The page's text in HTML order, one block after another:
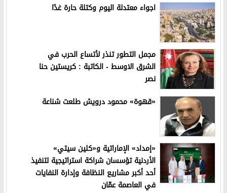
اجواء معتدلة اليوم وكتلة حارة غدًا
مجمل التطور تنذر لأتساع الحرب في
الشرق الاوسط - الكاتبة : كريستين حنا
نصر
«قهوة» محمود درويش طلعت شناعة
«إمداد» الإماراتية و«كلين سيتي»
الأردنية تؤسسان شراكة استراتيجية لتنفيذ
أحد أكبر مشاريع النظافة وإدارة النفايات
في العاصمة عمّان